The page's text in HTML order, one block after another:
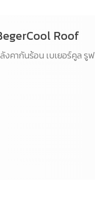
Roof
งคากันร้อน เบเยอร์คูล รูฟ